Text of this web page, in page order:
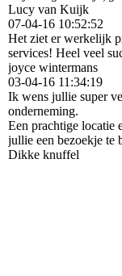
Lucy van Kuijk
07-04-16 10:52:52
Het ziet er werkelijk
services! Heel veel
joyce wintermans
03-04-16 11:34:19
Ik wens jullie super
onderneming.
Een prachtige locatie
jullie een bezoekje te
Dikke knuffel